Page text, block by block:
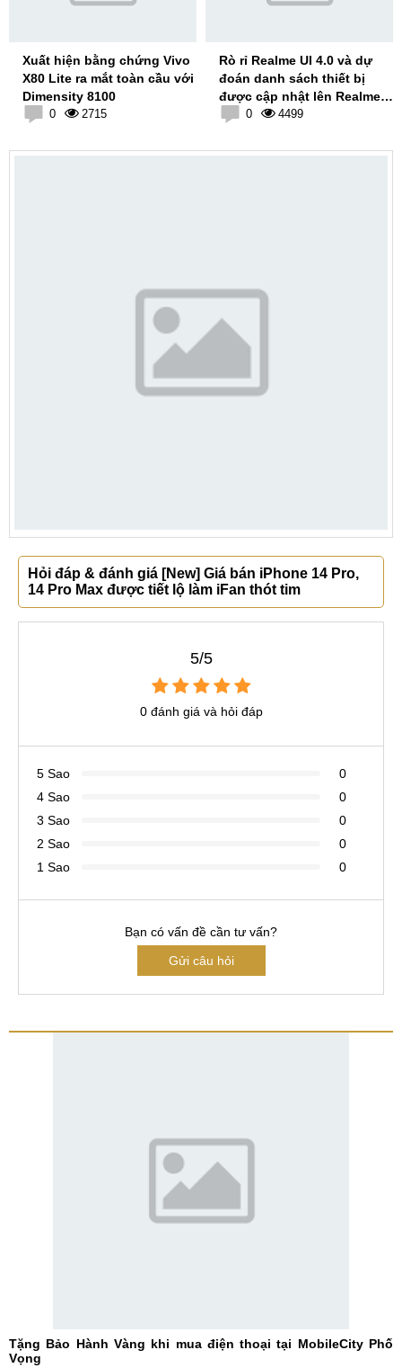
Xuất hiện bằng chứng Vivo
X80 Lite ra mắt toàn cầu với
Dimensity 8100
0 2715
Rò rỉ Realme UI 4.0 và dự
đoán danh sách thiết bị
được cập nhật lên Realme
0 4499
Hỏi đáp & đánh giá [New] Giá bán iPhone 14 Pro,
14 Pro Max được tiết lộ làm iFan thót tim
5/5
0 đánh giá và hỏi đáp
5 Sao
0
4 Sao
0
3 Sao
0
2 Sao
0
1 Sao
0
Bạn có vấn đề cần tư vấn?
Gửi câu hỏi
Tặng Bảo Hành Vàng khi mua điện thoại tại MobileCity Phố
Vọng